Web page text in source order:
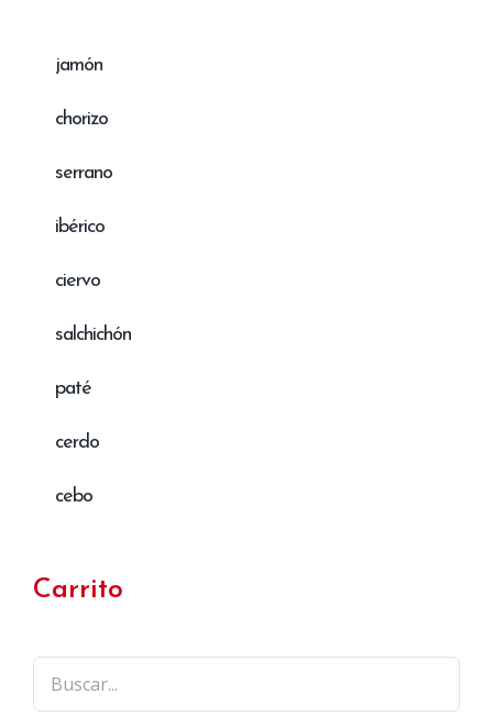
jamón
chorizo
serrano
ibérico
ciervo
salchichón
paté
cerdo
cebo
Carrito